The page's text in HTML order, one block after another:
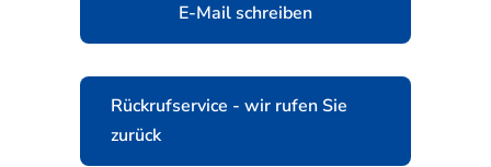
E-Mail schreiben
Rückrufservice - wir rufen Sie
zurück